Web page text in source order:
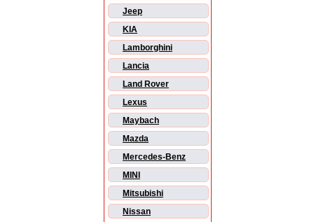
Jeep
KIA
Lamborghini
Lancia
Land Rover
Lexus
Maybach
Mazda
Mercedes-Benz
MINI
Mitsubishi
Nissan